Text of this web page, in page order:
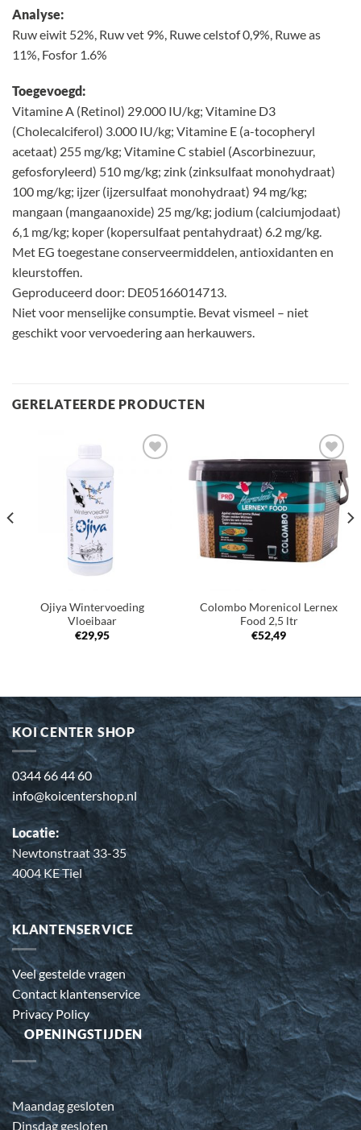
Analyse:
Ruw eiwit 52%, Ruw vet 9%, Ruwe celstof 0,9%, Ruwe as
11%, Fosfor 1.6%
Toegevoegd:
Vitamine A (Retinol) 29.000 IU/kg; Vitamine D3
(Cholecalciferol) 3.000 IU/kg; Vitamine E (a-tocopheryl
acetaat) 255 mg/kg; Vitamine C stabiel (Ascorbinezuur,
gefosforyleerd) 510 mg/kg; zink (zinksulfaat monohydraat)
100 mg/kg; ijzer (ijzersulfaat monohydraat) 94 mg/kg;
mangaan (mangaanoxide) 25 mg/kg; jodium (calciumjodaat)
6,1 mg/kg; koper (kopersulfaat pentahydraat) 6.2 mg/kg.
Met EG toegestane conserveermiddelen, antioxidanten en
kleurstoffen.
Geproduceerd door: DE05166014713.
Niet voor menselijke consumptie. Bevat vismeel – niet
geschikt voor vervoedering aan herkauwers.
GERELATEERDE PRODUCTEN
Ojiya Wintervoeding
Vloeibaar
€29,95
Toevoegen
aan
verlanglijst
Colombo Morenicol Lernex
Food 2,5 ltr
€52,49
KOI CENTER SHOP
0344 66 44 60
info@koicentershop.nl
Locatie:
Newtonstraat 33-35
4004 KE Tiel
KLANTENSERVICE
Veel gestelde vragen
Contact klantenservice
Privacy Policy
OPENINGSTIJDEN
Maandag gesloten
Dinsdag gesloten